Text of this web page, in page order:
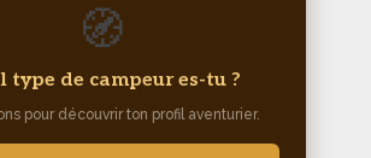
🧭
type de campeur es-tu ?
pour découvrir ton profil aventurier.